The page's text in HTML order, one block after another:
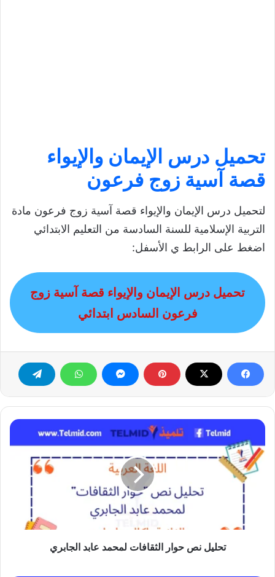
تحميل درس الإيمان والإيواء
قصة آسية زوج فرعون
لتحميل درس الإيمان والإيواء قصة آسية زوج فرعون مادة
التربية الإسلامية للسنة السادسة من التعليم الابتدائي
اضغط على الرابط ي الأسفل:
تحميل درس الإيمان والإيواء قصة آسية زوج
فرعون السادس ابتدائي
تحليل
نص
حوار
الثقافات
لمحمد
الجابري
تحليل نص حوار الثقافات لمحمد عابد الجابري